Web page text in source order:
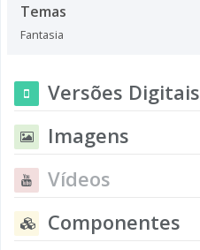
Temas
Fantasia
Versões Digitais
Imagens
Vídeos
Componentes